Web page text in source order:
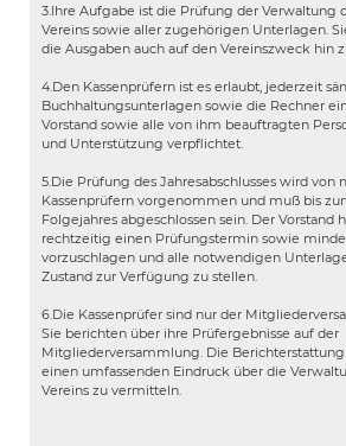
3.Ihre Aufgabe ist die Prüfung der Verwaltung
Vereins sowie aller zugehörigen Unterlagen.
die Ausgaben auch auf den Vereinszweck hin
4.Den Kassenprüfern ist es erlaubt, jederzeit
Buchhaltungsunterlagen sowie die Rechner
Vorstand sowie alle von ihm beauftragten
und Unterstützung verpflichtet.
5.Die Prüfung des Jahresabschlusses wird von
Kassenprüfern vorgenommen und muß bis
Folgejahres abgeschlossen sein. Der Vorstand
rechtzeitig einen Prüfungstermin sowie
vorzuschlagen und alle notwendigen
Zustand zur Verfügung zu stellen.
6.Die Kassenprüfer sind nur der
Sie berichten über ihre Prüfergebnisse auf der
Mitgliederversammlung. Die Berichterstattung
einen umfassenden Eindruck über die
Vereins zu vermitteln.